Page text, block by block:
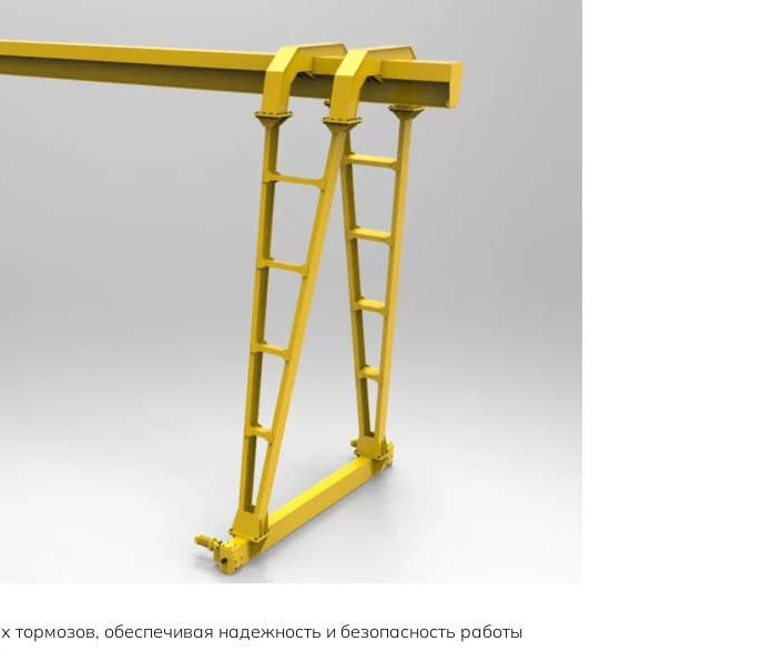
обеспечивая надежность и безопасность работы